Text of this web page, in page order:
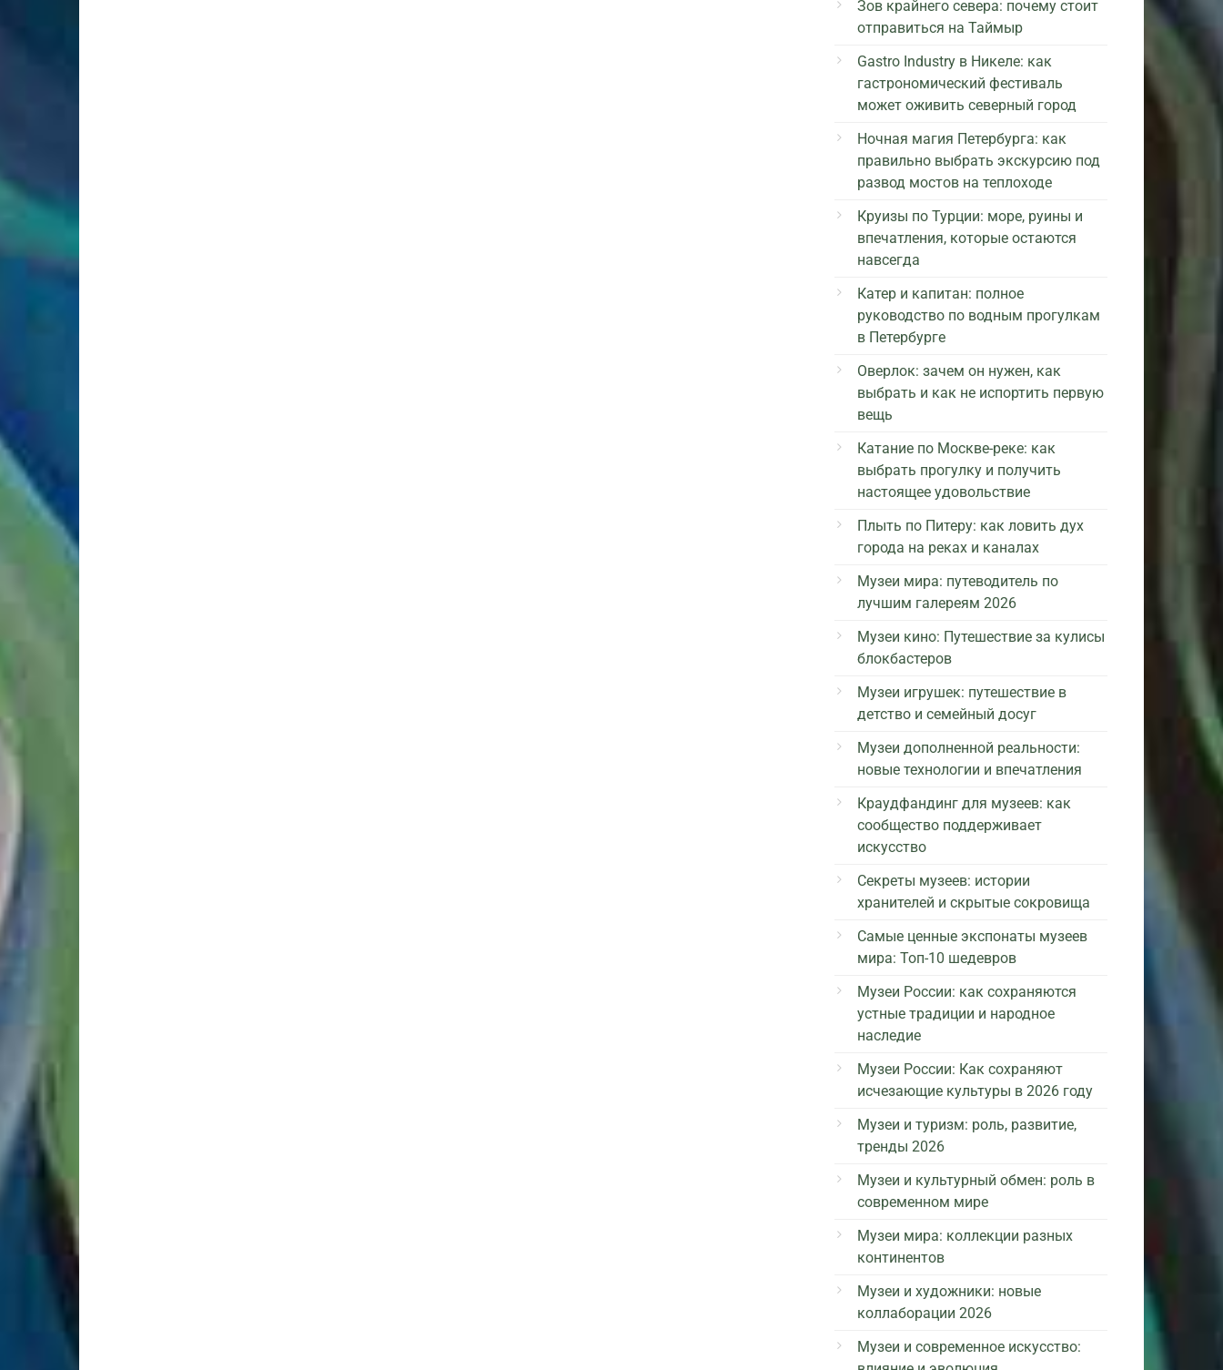
Зов крайнего севера: почему стоит
отправиться на Таймыр
Gastro Industry в Никеле: как
гастрономический фестиваль
может оживить северный город
Ночная магия Петербурга: как
правильно выбрать экскурсию под
развод мостов на теплоходе
Круизы по Турции: море, руины и
впечатления, которые остаются
навсегда
Катер и капитан: полное
руководство по водным прогулкам
в Петербурге
Оверлок: зачем он нужен, как
выбрать и как не испортить первую
вещь
Катание по Москве-реке: как
выбрать прогулку и получить
настоящее удовольствие
Плыть по Питеру: как ловить дух
города на реках и каналах
Музеи мира: путеводитель по
лучшим галереям 2026
Музеи кино: Путешествие за кулисы
блокбастеров
Музеи игрушек: путешествие в
детство и семейный досуг
Музеи дополненной реальности:
новые технологии и впечатления
Краудфандинг для музеев: как
сообщество поддерживает
искусство
Секреты музеев: истории
хранителей и скрытые сокровища
Самые ценные экспонаты музеев
мира: Топ-10 шедевров
Музеи России: как сохраняются
устные традиции и народное
наследие
Музеи России: Как сохраняют
исчезающие культуры в 2026 году
Музеи и туризм: роль, развитие,
тренды 2026
Музеи и культурный обмен: роль в
современном мире
Музеи мира: коллекции разных
континентов
Музеи и художники: новые
коллаборации 2026
Музеи и современное искусство: